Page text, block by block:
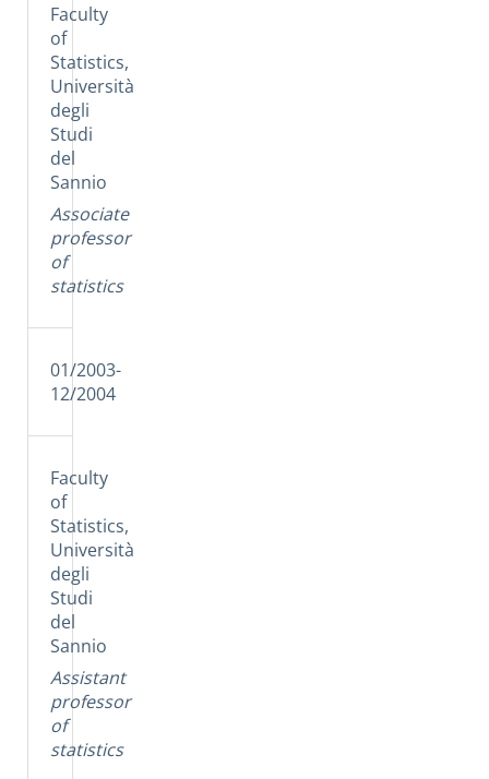
Faculty
of
Statistics,
Università
degli
Studi
del
Sannio
Associate
professor
of
statistics
01/2003-
12/2004
Faculty
of
Statistics,
Università
degli
Studi
del
Sannio
Assistant
professor
of
statistics